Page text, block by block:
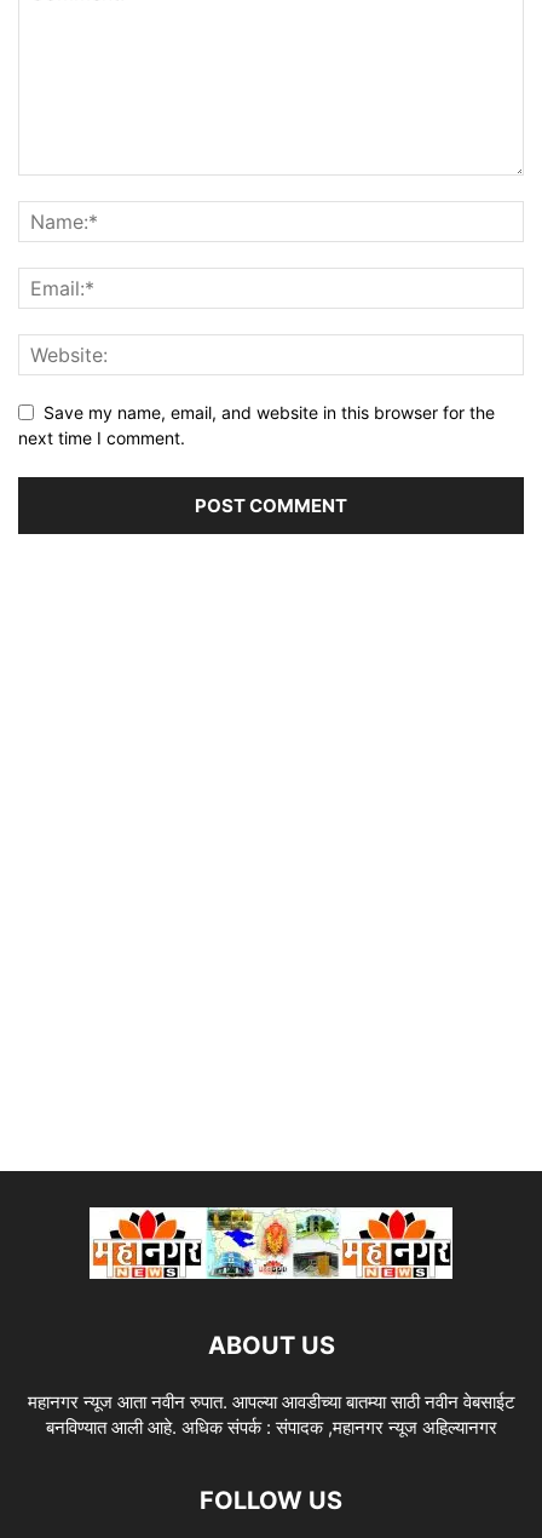
Save my name, email, and website in this browser for the
next time I comment.
ABOUT US
महानगर न्यूज आता नवीन रुपात. आपल्या आवडीच्या बातम्या साठी नवीन वेबसाईट
बनविण्यात आली आहे. अधिक संपर्क : संपादक ,महानगर न्यूज अहिल्यानगर
FOLLOW US